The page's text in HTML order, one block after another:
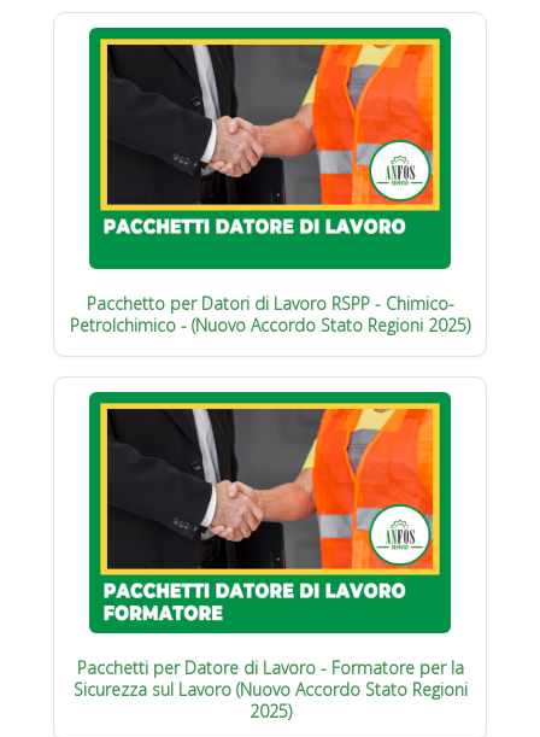
Pacchetto per Datori di Lavoro RSPP - Chimico-
Petrolchimico - (Nuovo Accordo Stato Regioni 2025)
Pacchetti per Datore di Lavoro - Formatore per la
Sicurezza sul Lavoro (Nuovo Accordo Stato Regioni
2025)